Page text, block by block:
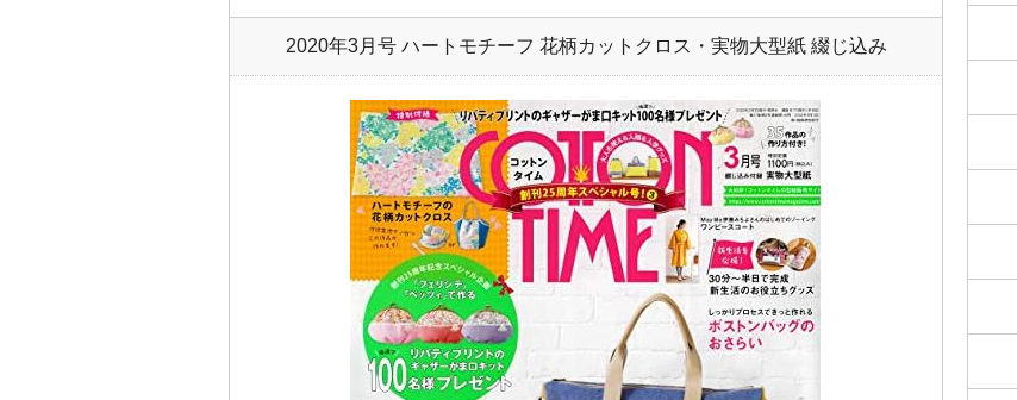
2020年3月号 ハートモチーフ 花柄カットクロス・実物大型紙 綴じ込み